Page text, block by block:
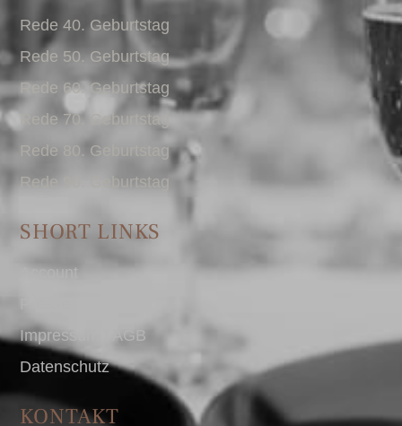
Rede 40. Geburtstag
Rede 50. Geburtstag
Rede 60. Geburtstag
Rede 70. Geburtstag
Rede 80. Geburtstag
Rede 90. Geburtstag
SHORT LINKS
Account
Impressum I AGB
Datenschutz
KONTAKT